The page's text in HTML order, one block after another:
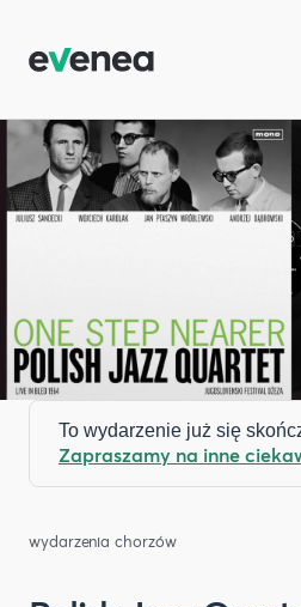
To wydarzenie już się
Zapraszamy na inne
wydarzenia chorzów